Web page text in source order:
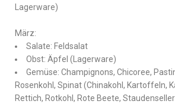
Lagerware)
März:
Salate: Feldsalat
Obst: Äpfel (Lagerware)
Gemüse: Champignons, Chicoree,
Rosenkohl, Spinat (Chinakohl, Kartoffeln,
Rettich, Rotkohl, Rote Beete,